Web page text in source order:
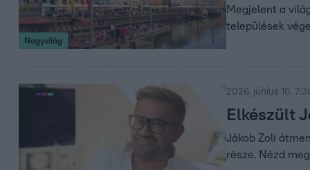
Nagyvilág
Megjelent a
települések
2026. június 10.
Elkészült
Jákob Zoli
része. Nézd